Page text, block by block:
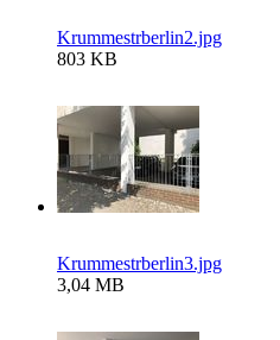
Krummestrberlin2.jpg
803 KB
Krummestrberlin3.jpg
3,04 MB